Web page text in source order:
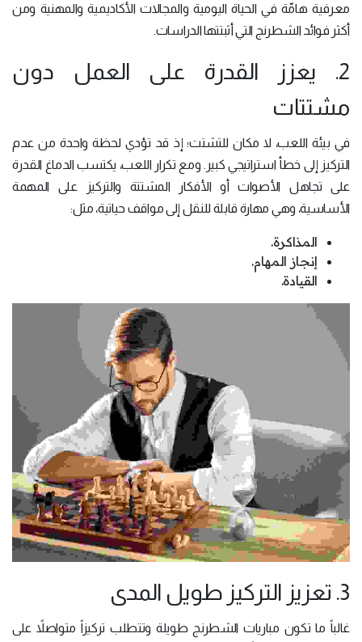
معرفية هامّة في الحياة اليومية والمجالات الأكاديمية والمهنية ومن
أكثر فوائد الشطرنج التي أثبتتها الدراسات.
2. يعزز القدرة على العمل دون
مشتتات
في بيئة اللعب، لا مكان للتشتت؛ إذ قد تؤدي لحظة واحدة من عدم
التركيز إلى خطأ استراتيجي كبير. ومع تكرار اللعب، يكتسب الدماغ القدرة
على تجاهل الأصوات أو الأفكار المشتتة والتركيز على المهمة
الأساسية، وهي مهارة قابلة للنقل إلى مواقف حياتية، مثل:
المذاكرة.
إنجاز المهام.
القيادة.
3. تعزيز التركيز طويل المدى
غالباً ما تكون مباريات الشطرنج طويلة وتتطلب تركيزاً متواصلاً على